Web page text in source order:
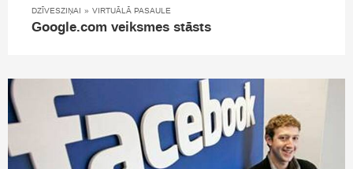
DZĪVESZIŅAI » VIRTUĀLĀ PASAULE
Google.com veiksmes stāsts